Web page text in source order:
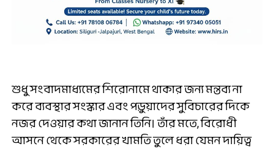
শুধু সংবাদমাধ্যমের শিরোনামে থাকার জন্য মন্তব্য না
করে ব্যবস্থার সংস্কার এবং পড়ুয়াদের সুবিচারের দিকে
নজর দেওয়ার কথা জানান তিনি। তাঁর মতে, বিরোধী
আসনে থেকে সরকারের খামতি তুলে ধরা যেমন দায়িত্ব